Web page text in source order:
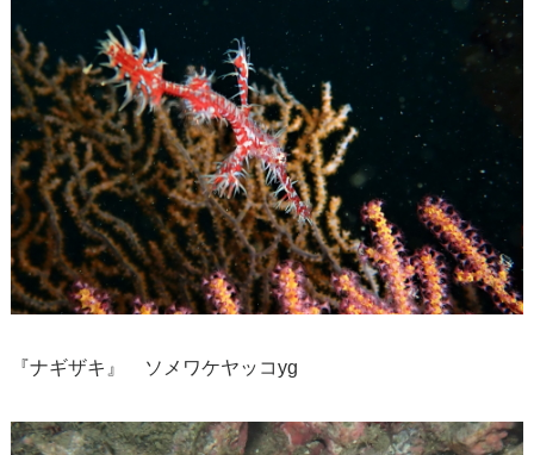
『ナギザキ』 ソメワケヤッコyg